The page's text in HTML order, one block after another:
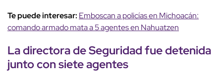
Te puede interesar: Emboscan a policías en Michoacán:
comando armado mata a 5 agentes en Nahuatzen
Ladirectora de Seguridadfuedetenida
junto consiete agentes